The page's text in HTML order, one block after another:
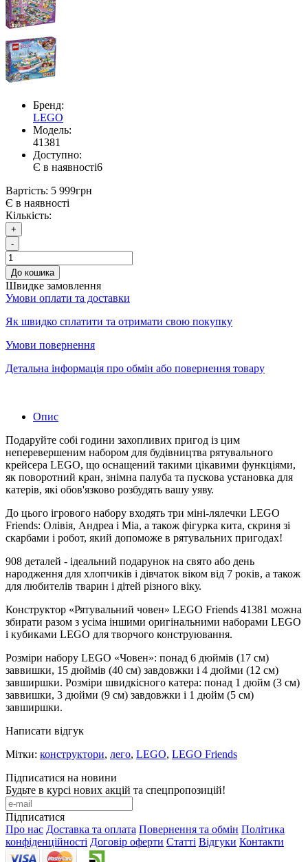
Бренд:
LEGO
Модель:
41381
Доступно:
Є в наявності6
Вартість: 5 999грн
Є в наявності
Кількість:
+
-
До кошика
Швидке замовлення
Умови оплати та доставки
Як швидко сплатити та отримати свою покупку
Умови повернення
Детальна інформація про обмін або повернення товару
Опис
Подаруйте собі години захопливих пригод із цим
неперевершеним набором для будівництва рятувального
крейсера LEGO, що оснащений такими цікавими функціями,
як поворотний кран, знімна палуба та пускова установка для
катерів, які обов'язково розбудять вашу уяву.
До цього ігрового набору входять три міні-лялечки LEGO
Friends: Олівія, Андреа і Міа, а також фігурка кита, скриня зі
скарбами і робот, який допоможе в рятувальних пригодах!
908 деталей - ідеальний подарунок на свято або день
народження для хлопчиків і дівчаток віком від 7 років, а також
для любителів тварин і дітей різного віку.
Конструктор «Рятувальний човен» LEGO Friends 41381 можна
збирати разом з усіма іншими оригінальними наборами LEGO
і кубиками LEGO для творчого конструювання.
Розміри набору LEGO «Човен»: понад 6 дюймів (17 см)
заввишки, 15 дюймів (40 см) завдовжки і 4 дюйми (12 см)
завширшки. Розміри швидкісного катера: понад 1 дюйм (3 см)
заввишки, 3 дюйми (9 см) завдовжки і 1 дюйм (5 см)
завширшки.
Написати відгук
Мітки: конструктори, лего, LEGO, LEGO Friends
Підписатися на новини
Будьте в курсі нових акцій та спецпропозицій!
Підписатися
Про нас Доставка та оплата Повернення та обмін Політика
конфіденційності Договір оферти Статті Відгуки Контакти